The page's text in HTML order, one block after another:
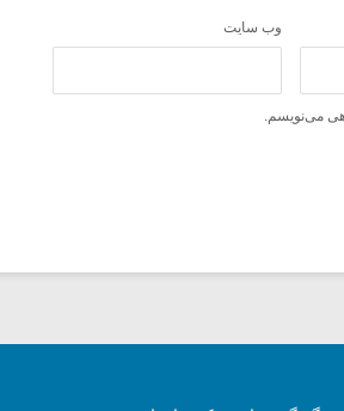
وب‌ سایت
می‌نویسم.